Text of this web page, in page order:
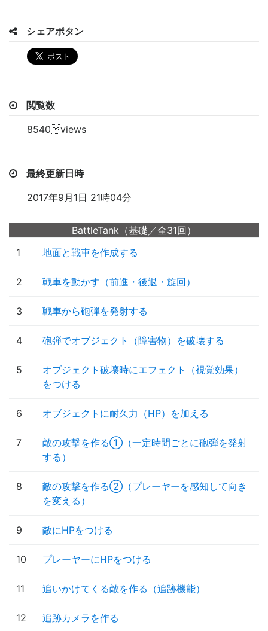
シェアボタン
閲覧数
8540views
最終更新日時
2017年9月1日 21時04分
BattleTank（基礎／全31回）
1
地面と戦車を作成する
2 戦車を動かす（前進・後退・旋回）
3 戦車から砲弾を発射する
4 砲弾でオブジェクト（障害物）を破壊する
5
オブジェクト破壊時にエフェクト（視覚効果）
をつける
6 オブジェクトに耐久力（HP）を加える
7
敵の攻撃を作る①（一定時間ごとに砲弾を発射
する）
8
敵の攻撃を作る②（プレーヤーを感知して向き
を変える）
9 敵にHPをつける
10 プレーヤーにHPをつける
11 追いかけてくる敵を作る（追跡機能）
12 追跡カメラを作る